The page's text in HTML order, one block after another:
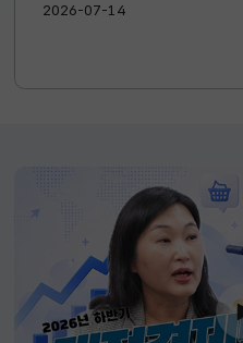
2026-07-14